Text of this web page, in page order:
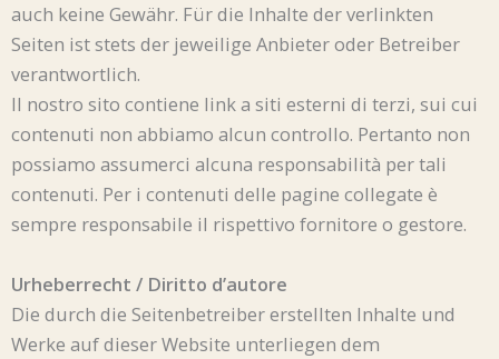
auch keine Gewähr. Für die Inhalte der verlinkten
Seiten ist stets der jeweilige Anbieter oder Betreiber
verantwortlich.
Il nostro sito contiene link a siti esterni di terzi, sui cui
contenuti non abbiamo alcun controllo. Pertanto non
possiamo assumerci alcuna responsabilità per tali
contenuti. Per i contenuti delle pagine collegate è
sempre responsabile il rispettivo fornitore o gestore.
Urheberrecht / Diritto d’autore
Die durch die Seitenbetreiber erstellten Inhalte und
Werke auf dieser Website unterliegen dem